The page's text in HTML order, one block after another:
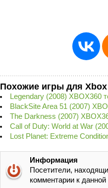
Похожие игры для Xbox
Legendary (2008) XBOX360
BlackSite Area 51 (2007)
The Darkness (2007)
Call of Duty: World at War
Lost Planet: Extreme
Информация
Посетители,
комментарии к